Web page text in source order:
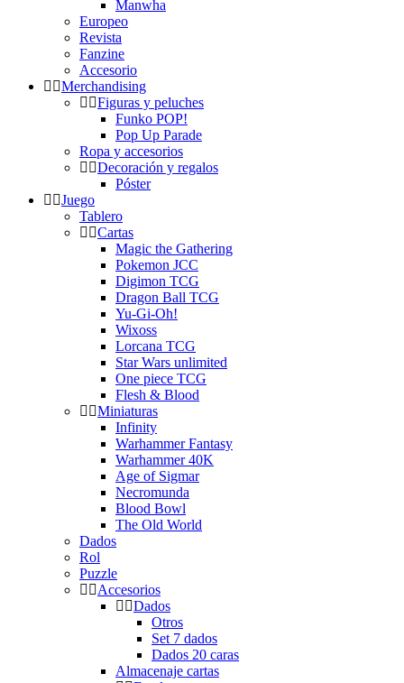
Manwha
Europeo
Revista
Fanzine
Accesorio
Merchandising
Figuras y peluches
Funko POP!
Pop Up Parade
Ropa y accesorios
Decoración y regalos
Póster
Juego
Tablero
Cartas
Magic the Gathering
Pokemon JCC
Digimon TCG
Dragon Ball TCG
Yu-Gi-Oh!
Wixoss
Lorcana TCG
Star Wars unlimited
One piece TCG
Flesh & Blood
Miniaturas
Infinity
Warhammer Fantasy
Warhammer 40K
Age of Sigmar
Necromunda
Blood Bowl
The Old World
Dados
Rol
Puzzle
Accesorios
Dados
Otros
Set 7 dados
Dados 20 caras
Almacenaje cartas